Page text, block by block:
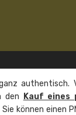
authentisch.
den
Kauf eines
können einen